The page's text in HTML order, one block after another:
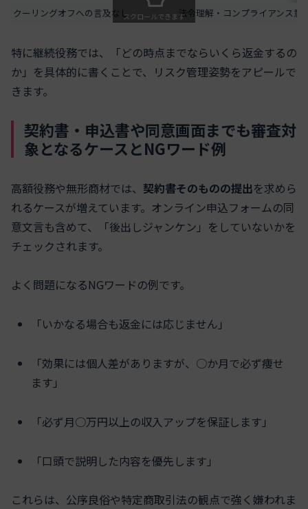
クーリングオフへの言及なし
法令理解・コンプライアンス意
スクロールできます
特に継続役務では、「どの時点までならいくら返金するの
か」を具体的に書くことで、リスク管理姿勢をアピールで
きます。
契約書・申込書や同意画面までも審査対
象となるケースとNGワード例
高額役務や無形商材では、 契約書そのものの提出を求めら
れるケースが増えています。オンライン申込フォームの同
意文言も含めて、「後出しジャンケン」をしていないかを
チェックされます。
よく問題になるNGワードの例です。
「いかなる場合も返金には応じません」
「効果には個人差がありますが、○か月で必ず痩せ
ます」
「必ず月○万円以上の収入アップを保証します」
「口頭で説明した内容を優先します」
これらは、公序良俗や特定商取引法の観点で強く嫌われま